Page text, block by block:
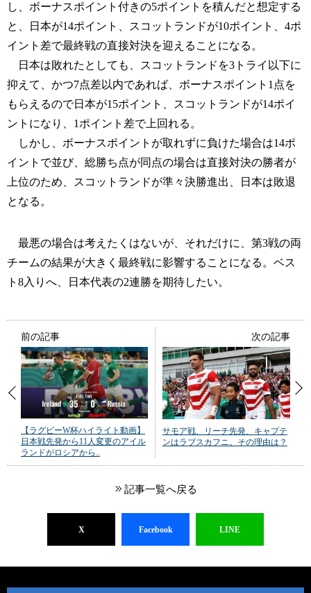
し、ボーナスポイント付きの5ポイントを積んだと想定する
と、日本が14ポイント、スコットランドが10ポイント、4ポ
イント差で最終戦の直接対決を迎えることになる。
日本は敗れたとしても、スコットランドを3トライ以下に
抑えて、かつ7点差以内であれば、ボーナスポイント1点を
もらえるので日本が15ポイント、スコットランドが14ポイ
ントになり、1ポイント差で上回れる。
しかし、ボーナスポイントが取れずに負けた場合は14ポ
イントで並び、総勝ち点が同点の場合は直接対決の勝者が
上位のため、スコットランドが準々決勝進出、日本は敗退
となる。
最悪の場合は考えたくはないが、それだけに、第3戦の両
チームの結果が大きく最終戦に影響することになる。ベス
ト8入りへ、日本代表の2連勝を期待したい。
前の記事
【ラグビーW杯ハイライト動画】
日本戦先発から11人変更のアイル
ランドがロシアから..
次の記事
サモア戦、リーチ先発、キャプテ
ンはラブスカフニ。その理由は？
記事一覧へ戻る
X Facebook LINE